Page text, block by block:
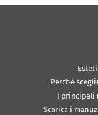
Perché
I principali
Scarica i